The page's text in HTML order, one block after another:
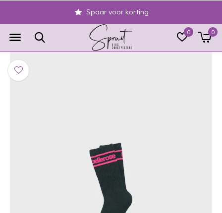
0 0
Spaar voor korting